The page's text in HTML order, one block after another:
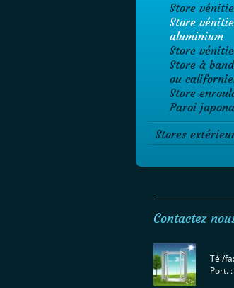
Store
Store
aluminium
Store
Store à
ou
Store
Paroi
Stores
Contactez
Tél/
Port.